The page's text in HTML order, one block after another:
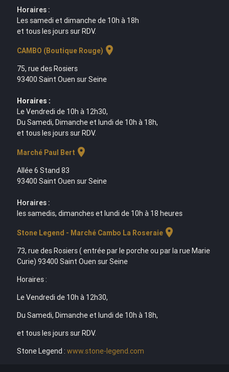
Horaires :
Les samedi et dimanche de 10h à 18h
et tous les jours sur RDV.
CAMBO (Boutique Rouge) location_on
75, rue des Rosiers
93400 Saint Ouen sur Seine
Horaires :
Le Vendredi de 10h à 12h30,
Du Samedi, Dimanche et lundi de 10h à 18h,
et tous les jours sur RDV.
Marché Paul Bert location_on
Allée 6 Stand 83
93400 Saint Ouen sur Seine
Horaires :
les samedis, dimanches et lundi de 10h à 18 heures
Stone Legend - Marché Cambo La Roseraielocation_on
73, rue des Rosiers ( entrée par le porche ou par la rue Marie
Curie) 93400 Saint Ouen sur Seine
Horaires :
Le Vendredi de 10h à 12h30,
Du Samedi, Dimanche et lundi de 10h à 18h,
et tous les jours sur RDV.
Stone Legend : www.stone-legend.com